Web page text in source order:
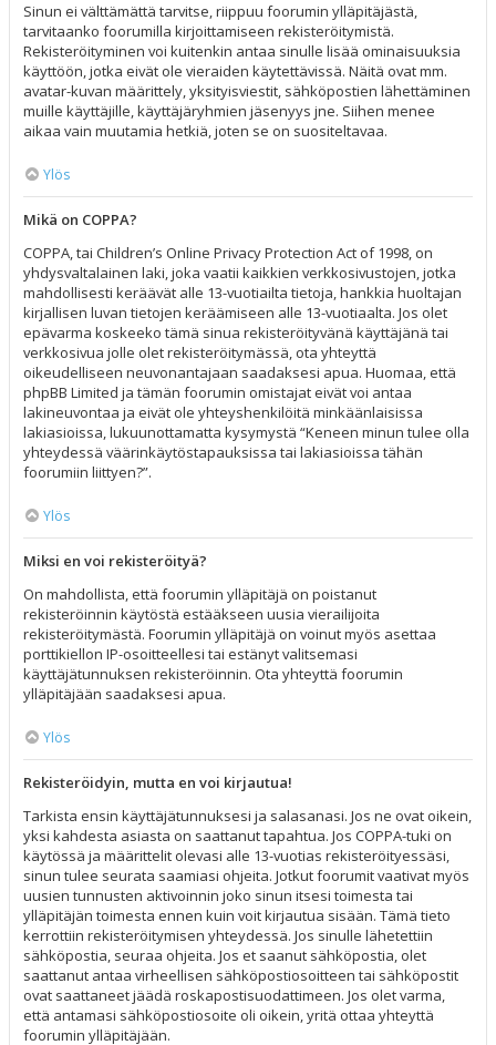
Sinun ei välttämättä tarvitse, riippuu foorumin ylläpitäjästä,
tarvitaanko foorumilla kirjoittamiseen rekisteröitymistä.
Rekisteröityminen voi kuitenkin antaa sinulle lisää ominaisuuksia
käyttöön, jotka eivät ole vieraiden käytettävissä. Näitä ovat mm.
avatar-kuvan määrittely, yksityisviestit, sähköpostien lähettäminen
muille käyttäjille, käyttäjäryhmien jäsenyys jne. Siihen menee
aikaa vain muutamia hetkiä, joten se on suositeltavaa.
Ylös
Mikä on COPPA?
COPPA, tai Children’s Online Privacy Protection Act of 1998, on
yhdysvaltalainen laki, joka vaatii kaikkien verkkosivustojen, jotka
mahdollisesti keräävät alle 13-vuotiailta tietoja, hankkia huoltajan
kirjallisen luvan tietojen keräämiseen alle 13-vuotiaalta. Jos olet
epävarma koskeeko tämä sinua rekisteröityvänä käyttäjänä tai
verkkosivua jolle olet rekisteröitymässä, ota yhteyttä
oikeudelliseen neuvonantajaan saadaksesi apua. Huomaa, että
phpBB Limited ja tämän foorumin omistajat eivät voi antaa
lakineuvontaa ja eivät ole yhteyshenkilöitä minkäänlaisissa
lakiasioissa, lukuunottamatta kysymystä “Keneen minun tulee olla
yhteydessä väärinkäytöstapauksissa tai lakiasioissa tähän
foorumiin liittyen?”.
Ylös
Miksi en voi rekisteröityä?
On mahdollista, että foorumin ylläpitäjä on poistanut
rekisteröinnin käytöstä estääkseen uusia vierailijoita
rekisteröitymästä. Foorumin ylläpitäjä on voinut myös asettaa
porttikiellon IP-osoitteellesi tai estänyt valitsemasi
käyttäjätunnuksen rekisteröinnin. Ota yhteyttä foorumin
ylläpitäjään saadaksesi apua.
Ylös
Rekisteröidyin, mutta en voi kirjautua!
Tarkista ensin käyttäjätunnuksesi ja salasanasi. Jos ne ovat oikein,
yksi kahdesta asiasta on saattanut tapahtua. Jos COPPA-tuki on
käytössä ja määrittelit olevasi alle 13-vuotias rekisteröityessäsi,
sinun tulee seurata saamiasi ohjeita. Jotkut foorumit vaativat myös
uusien tunnusten aktivoinnin joko sinun itsesi toimesta tai
ylläpitäjän toimesta ennen kuin voit kirjautua sisään. Tämä tieto
kerrottiin rekisteröitymisen yhteydessä. Jos sinulle lähetettiin
sähköpostia, seuraa ohjeita. Jos et saanut sähköpostia, olet
saattanut antaa virheellisen sähköpostiosoitteen tai sähköpostit
ovat saattaneet jäädä roskapostisuodattimeen. Jos olet varma,
että antamasi sähköpostiosoite oli oikein, yritä ottaa yhteyttä
foorumin ylläpitäjään.